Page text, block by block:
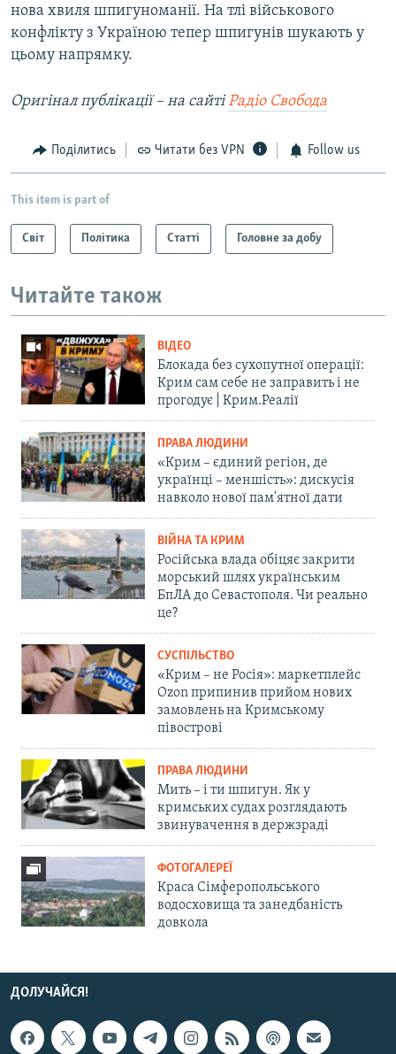
нова хвиля шпигуноманії. На тлі військового
конфлікту з Україною тепер шпигунів шукають у
цьому напрямку.
Оригінал публікації – на сайтіРадіо Свобода
Поділитись Читати без VPN Follow us
This item is part of
Світ Політика Статті Головне за добу
Читайте також
ВІДЕО
Блокада без сухопутної операції:
Крим сам себе не заправить і не
прогодує | Крим.Реалії
ПРАВА ЛЮДИНИ
«Крим – єдиний регіон, де
українці – меншість»: дискусія
навколо нової пам'ятної дати
ВІЙНА ТА КРИМ
Російська влада обіцяє закрити
морський шлях українським
БпЛА до Севастополя. Чи реально
це?
СУСПІЛЬСТВО
«Крим – не Росія»: маркетплейс
Ozon припинив прийом нових
замовлень на Кримському
півострові
ПРАВА ЛЮДИНИ
Мить – і ти шпигун. Як у
кримських судах розглядають
звинувачення в держзраді
ФОТОГАЛЕРЕЇ
Краса Сімферопольського
водосховища та занедбаність
довкола
ДОЛУЧАЙСЯ!